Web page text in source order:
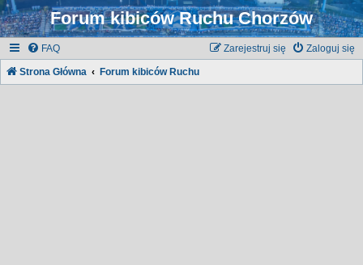
Forum kibiców Ruchu Chorzów
FAQ Zaloguj się
Zarejestruj się
Strona Główna Forum kibiców Ruchu